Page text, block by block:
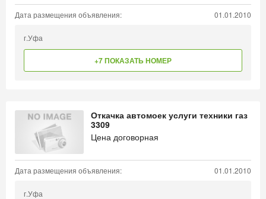
Дата размещения объявления: 01.01.2010
г.Уфа
+7 ПОКАЗАТЬ НОМЕР
Откачка автомоек услуги техники газ
3309
Цена договорная
Дата размещения объявления: 01.01.2010
г.Уфа